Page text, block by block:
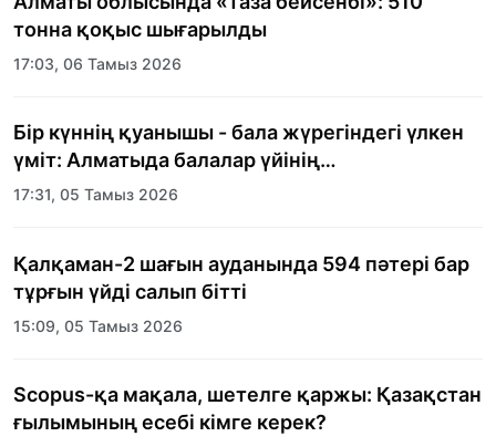
тонна қоқыс шығарылды
17:03, 06 Тамыз 2026
Бір күннің қуанышы - бала жүрегіндегі үлкен
үміт: Алматыда балалар үйінің
тәрбиеленушілеріне мерекелік күн
17:31, 05 Тамыз 2026
Қалқаман-2 шағын ауданында 594 пәтері бар
тұрғын үйді салып бітті
15:09, 05 Тамыз 2026
Scopus-қа мақала, шетелге қаржы: Қазақстан
ғылымының есебі кімге керек?